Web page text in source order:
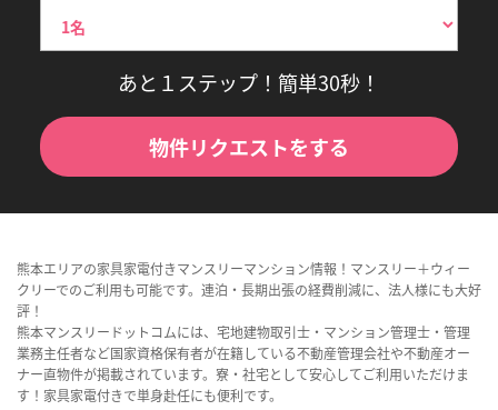
あと１ステップ！簡単30秒！
物件リクエストをする
熊本エリアの家具家電付きマンスリーマンション情報！マンスリー＋ウィー
クリーでのご利用も可能です。連泊・長期出張の経費削減に、法人様にも大好
評！
熊本マンスリードットコムには、宅地建物取引士・マンション管理士・管理
業務主任者など国家資格保有者が在籍している不動産管理会社や不動産オー
ナー直物件が掲載されています。寮・社宅として安心してご利用いただけま
す！家具家電付きで単身赴任にも便利です。